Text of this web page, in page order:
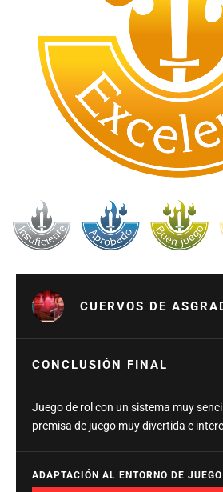
CUERVOS DE
CONCLUSIÓN FINAL
Juego de rol con un sistema muy
premisa de juego muy divertida e
ADAPTACIÓN AL ENTORNO DE JUEGO